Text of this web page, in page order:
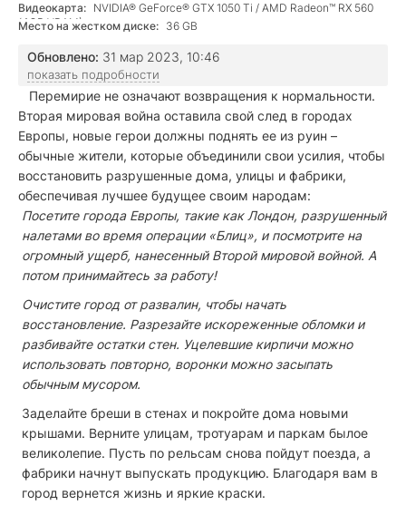
Видеокарта: NVIDIA® GeForce® GTX 1050 Ti / AMD Radeon™ RX 560
(4GB VRAM)
Место на жестком диске: 36 GB
Обновлено: 31 мар 2023, 10:46
показать подробности
Перемирие не означают возвращения к нормальности.
Вторая мировая война оставила свой след в городах
Европы, новые герои должны поднять ее из руин –
обычные жители, которые объединили свои усилия, чтобы
восстановить разрушенные дома, улицы и фабрики,
обеспечивая лучшее будущее своим народам:
Посетите города Европы, такие как Лондон, разрушенный
налетами во время операции «Блиц», и посмотрите на
огромный ущерб, нанесенный Второй мировой войной. А
потом принимайтесь за работу!
Очистите город от развалин, чтобы начать
восстановление. Разрезайте искореженные обломки и
разбивайте остатки стен. Уцелевшие кирпичи можно
использовать повторно, воронки можно засыпать
обычным мусором.
Заделайте бреши в стенах и покройте дома новыми
крышами. Верните улицам, тротуарам и паркам былое
великолепие. Пусть по рельсам снова пойдут поезда, а
фабрики начнут выпускать продукцию. Благодаря вам в
город вернется жизнь и яркие краски.